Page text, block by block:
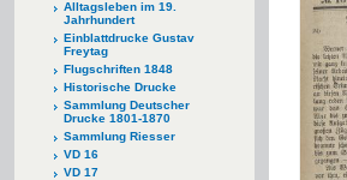
Alltagsleben im 19.
Jahrhundert
Einblattdrucke Gustav
Freytag
Flugschriften 1848
Historische Drucke
Sammlung Deutscher
Drucke 1801-1870
Sammlung Riesser
VD 16
VD 17